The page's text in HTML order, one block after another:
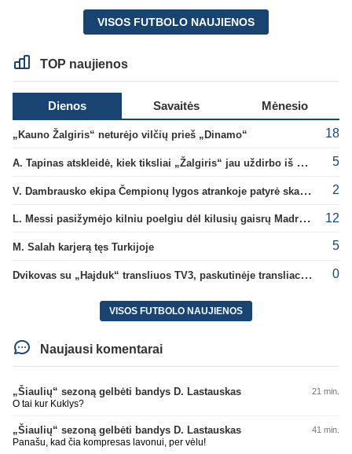
VISOS FUTBOLO NAUJIENOS
TOP naujienos
Dienos Savaitės Mėnesio
„Kauno Žalgiris“ neturėjo vilčių prieš „Dinamo“ 18
A. Tapinas atskleidė, kiek tiksliai „Žalgiris“ jau uždirbo iš UEFA premijų 5
V. Dambrausko ekipa Čempionų lygos atrankoje patyrė skaudžią nesėkmę 2
L. Messi pasižymėjo kilniu poelgiu dėl kilusių gaisrų Madride 12
M. Salah karjerą tęs Turkijoje 5
Dvikovas su „Hajduk“ transliuos TV3, paskutinėje transliacijoje – nauji rekordai 0
VISOS FUTBOLO NAUJIENOS
Naujausi komentarai
„Šiaulių“ sezoną gelbėti bandys D. Lastauskas 21 min.
O tai kur Kuklys?
„Šiaulių“ sezoną gelbėti bandys D. Lastauskas 41 min.
Panašu, kad čia kompresas lavonui, per vėlu!